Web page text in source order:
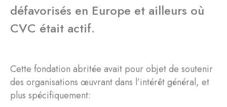
défavorisés en Europe et ailleurs où
CVC était actif.
Cette fondation abritée avait pour objet de soutenir
des organisations œuvrant dans l’intérêt général, et
plus spécifiquement: